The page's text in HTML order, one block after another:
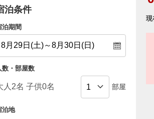
泊条件
泊期間
数・部屋数
部屋
泊地
現